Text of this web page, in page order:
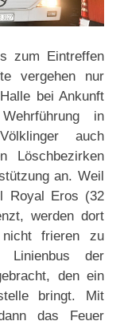
zum Eintreffen
vergehen nur
bei Ankunft
in
auch
Löschbezirken
an. Weil
Royal Eros (32
werden dort
frieren zu
der
den ein
bringt. Mit
das Feuer